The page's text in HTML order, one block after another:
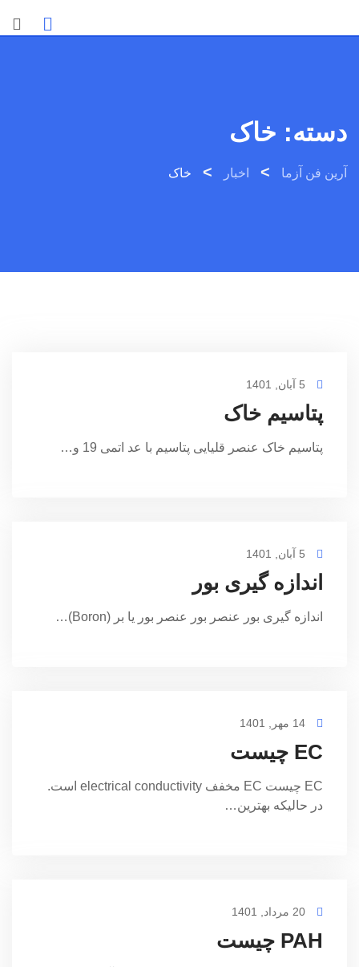
دسته: خاک
آرین فن آزما > اخبار > خاک
پتاسیم خاک
پتاسیم خاک عنصر قلیایی پتاسیم با عد اتمی 19 و…
اندازه گیری بور
اندازه گیری بور عنصر بور عنصر بور یا بر (Boron)…
EC چیست
EC چیست EC مخفف electrical conductivity است.
در حالیکه بهترین…
PAH چیست